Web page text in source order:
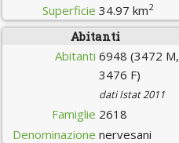
Superficie 34.97 km2
Abitanti
Abitanti 6948 (3472 M,
3476 F)
dati Istat 2011
Famiglie 2618
Denominazione nervesani